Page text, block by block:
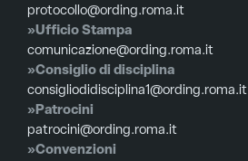
protocollo@ording.roma.it
»Ufficio Stampa
comunicazione@ording.roma.it
»Consiglio di disciplina
consigliodidisciplina1@ording.roma.it
»Patrocini
patrocini@ording.roma.it
»Convenzioni